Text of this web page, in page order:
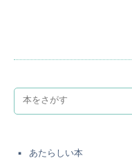
あたらしい本